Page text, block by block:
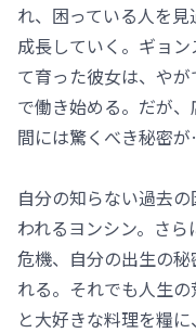
れ、困っている人を
成長していく。ギョ
て育った彼女は、や
で働き始める。だが
間には驚くべき秘密
自分の知らない過去
われるヨンシン。さ
危機、自分の出生の
れる。それでも人生
と大好きな料理を糧